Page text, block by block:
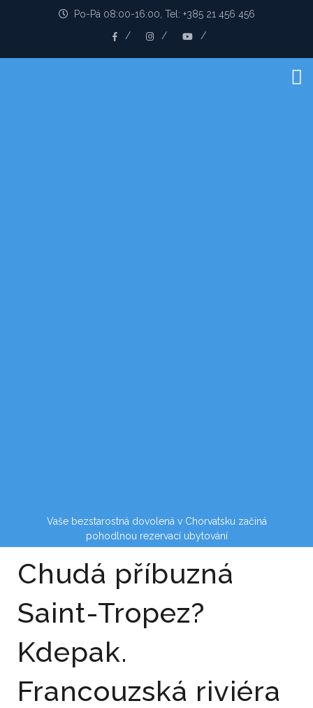
Po-Pá 08:00-16:00, Tel: +385 21 456 456
Vaše bezstarostná dovolená v Chorvatsku začíná
pohodlnou rezervací ubytování
Chudá příbuzná
Saint-Tropez?
Kdepak.
Francouzská riviéra